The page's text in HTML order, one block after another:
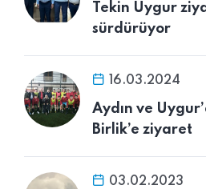
Tekin Uygur
sürdürüyor
16.03.2024
Aydın ve
Birlik’e ziyaret
03.02.2023